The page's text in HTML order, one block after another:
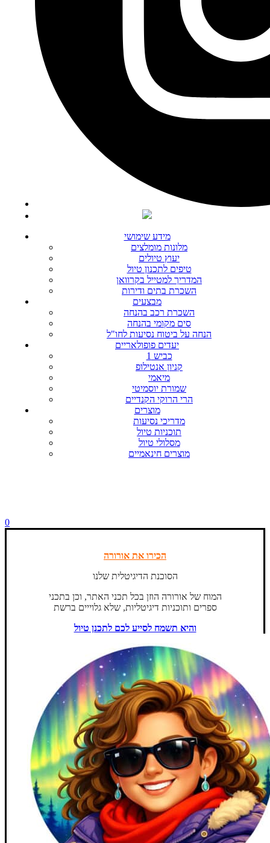
מידע שימושי
מלונות מומלצים
יעוץ טיולים
טיפים לתכנון טיול
המדריך למטייל בקרוואן
השכרת בתים ודירות
מבצעים
השכרת רכב בהנחה
סים מקומי בהנחה
הנחה על ביטוח נסיעות לחו"ל
יעדים פופולאריים
כביש 1
קניון אנטילופ
מיאמי
שמורת יוסמיטי
הרי הרוקי הקנדיים
מוצרים
מדריכי נסיעות
תוכניות טיול
מסלולי טיול
מוצרים חינאמיים
0
הכירו את אורורה
הסוכנת הדיגיטלית שלנו
המוח של אורורה הוזן בכל תכני האתר, וכן בתכני
ספרים ותוכניות דיגיטליות, שלא גלוייים ברשת
והיא תשמח לסייע לכם לתכנן טיול